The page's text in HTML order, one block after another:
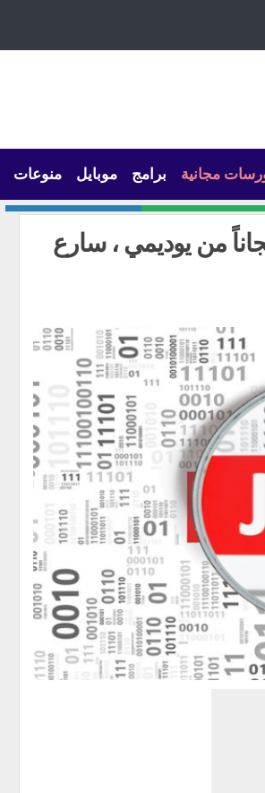
مجانية برامج موبايل منوعات
مجاناً من يوديمي ، سارع